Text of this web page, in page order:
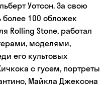
Уотсон. За свою
более 100 обложек
Rolling Stone, работал
моделями,
его культовых
с гусем, портреты
Майкла Джексона